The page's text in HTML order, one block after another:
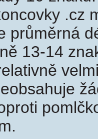
.cz
průměrná
13-14